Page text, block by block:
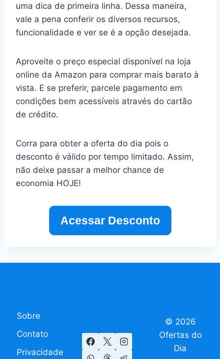
uma dica de primeira linha. Dessa maneira,
vale a pena conferir os diversos recursos,
funcionalidade e ver se é a opção desejada.
Aproveite o preço especial disponível na loja
online da Amazon para comprar mais barato à
vista. E se preferir, parcele pagamento em
condições bem acessíveis através do cartão
de crédito.
Corra para obter a oferta do dia pois o
desconto é válido por tempo limitado. Assim,
não deixe passar a melhor chance de
economia HOJE!
Acessar Desconto
Sobre
Contato
Privacidade
© 2026
Ofertas do
Dia